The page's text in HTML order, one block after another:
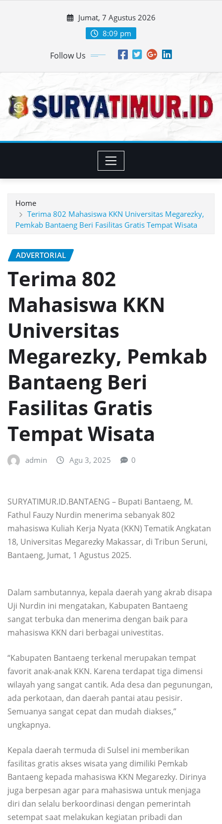
Jumat, 7 Agustus 2026
8:09 pm
Follow Us
Home
Terima 802 Mahasiswa KKN Universitas Megarezky,
Pemkab Bantaeng Beri Fasilitas Gratis Tempat Wisata
ADVERTORIAL
Terima 802
Mahasiswa KKN
Universitas
Megarezky, Pemkab
Bantaeng Beri
Fasilitas Gratis
Tempat Wisata
admin Agu 3, 2025 0
SURYATIMUR.ID.BANTAENG – Bupati Bantaeng, M.
Fathul Fauzy Nurdin menerima sebanyak 802
mahasiswa Kuliah Kerja Nyata (KKN) Tematik Angkatan
18, Universitas Megarezky Makassar, di Tribun Seruni,
Bantaeng, Jumat, 1 Agustus 2025.
Dalam sambutannya, kepala daerah yang akrab disapa
Uji Nurdin ini mengatakan, Kabupaten Bantaeng
sangat terbuka dan menerima dengan baik para
mahasiswa KKN dari berbagai univestitas.
“Kabupaten Bantaeng terkenal merupakan tempat
favorit anak-anak KKN. Karena terdapat tiga dimensi
wilayah yang sangat cantik. Ada desa dan pegunungan,
ada perkotaan, dan daerah pantai atau pesisir.
Semuanya sangat cepat dan mudah diakses,”
ungkapnya.
Kepala daerah termuda di Sulsel ini memberikan
fasilitas gratis akses wisata yang dimiliki Pemkab
Bantaeng kepada mahasiswa KKN Megarezky. Dirinya
juga berpesan agar para mahasiswa untuk menjaga
diri dan selalu berkoordinasi dengan pemerintah
setempat saat melakukan kegiatan pribadi dan